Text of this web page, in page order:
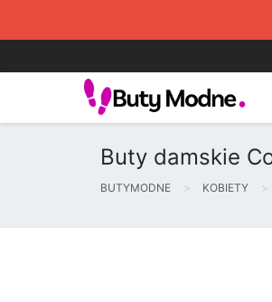
Buty damskie
BUTYMODNE KOBIETY